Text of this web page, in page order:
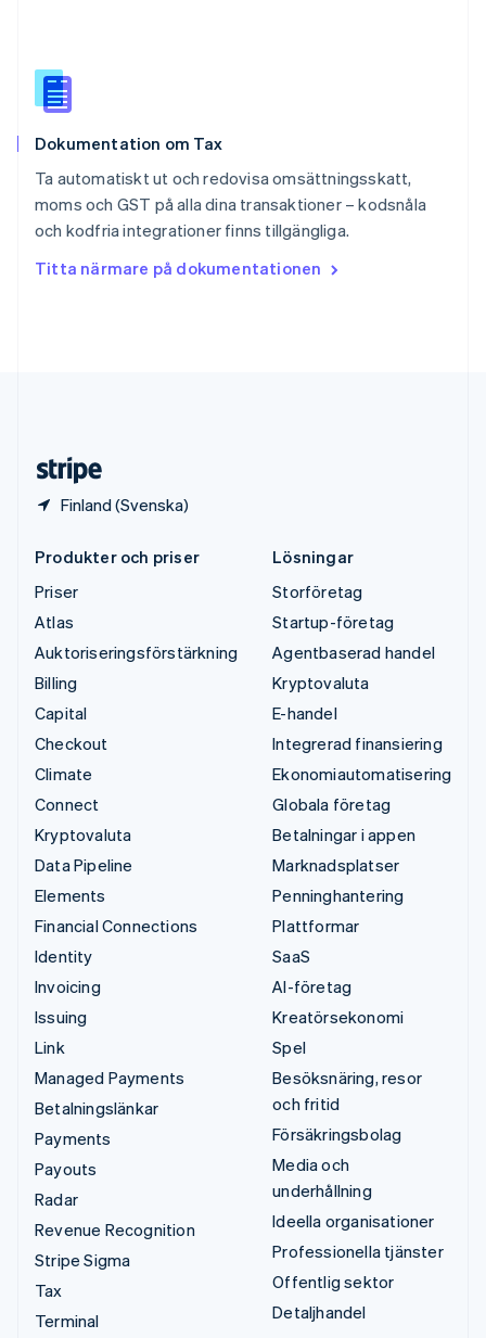
Dokumentation om Tax
Ta automatiskt ut och redovisa omsättningsskatt,
moms och GST på alla dina transaktioner – kodsnåla
och kodfria integrationer finns tillgängliga.
Titta närmare på dokumentationen
Finland (Svenska)
Spanien
Español
English
Sverige
Thailand
ไทยEnglish
English
Produkter och priser
Priser
Atlas
Auktoriseringsförstärkning
Billing
Capital
Checkout
Climate
Connect
Kryptovaluta
Data Pipeline
Elements
Financial Connections
Identity
Invoicing
Issuing
Link
Managed Payments
Betalningslänkar
Payments
Payouts
Radar
Revenue Recognition
Stripe Sigma
Tax
Terminal
Lösningar
Storföretag
Startup-företag
Agentbaserad handel
Kryptovaluta
E-handel
Integrerad finansiering
Ekonomiautomatisering
Globala företag
Betalningar i appen
Marknadsplatser
Penninghantering
Plattformar
SaaS
AI-företag
Kreatörsekonomi
Spel
Besöksnäring, resor
och fritid
Försäkringsbolag
Media och
underhållning
Ideella organisationer
Professionella tjänster
Offentlig sektor
Detaljhandel